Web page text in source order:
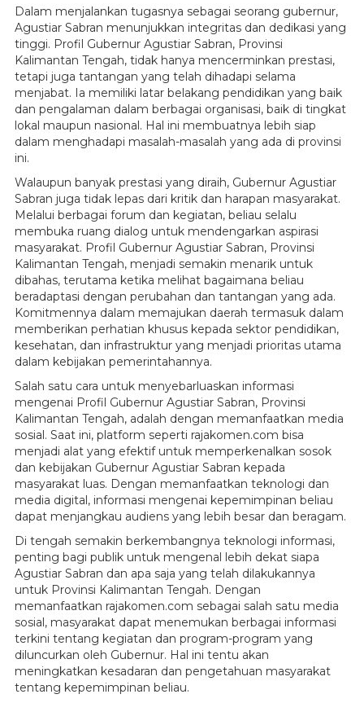
Dalam menjalankan tugasnya sebagai seorang gubernur,
Agustiar Sabran menunjukkan integritas dan dedikasi yang
tinggi. Profil Gubernur Agustiar Sabran, Provinsi
Kalimantan Tengah, tidak hanya mencerminkan prestasi,
tetapi juga tantangan yang telah dihadapi selama
menjabat. Ia memiliki latar belakang pendidikan yang baik
dan pengalaman dalam berbagai organisasi, baik di tingkat
lokal maupun nasional. Hal ini membuatnya lebih siap
dalam menghadapi masalah-masalah yang ada di provinsi
ini.
Walaupun banyak prestasi yang diraih, Gubernur Agustiar
Sabran juga tidak lepas dari kritik dan harapan masyarakat.
Melalui berbagai forum dan kegiatan, beliau selalu
membuka ruang dialog untuk mendengarkan aspirasi
masyarakat. Profil Gubernur Agustiar Sabran, Provinsi
Kalimantan Tengah, menjadi semakin menarik untuk
dibahas, terutama ketika melihat bagaimana beliau
beradaptasi dengan perubahan dan tantangan yang ada.
Komitmennya dalam memajukan daerah termasuk dalam
memberikan perhatian khusus kepada sektor pendidikan,
kesehatan, dan infrastruktur yang menjadi prioritas utama
dalam kebijakan pemerintahannya.
Salah satu cara untuk menyebarluaskan informasi
mengenai Profil Gubernur Agustiar Sabran, Provinsi
Kalimantan Tengah, adalah dengan memanfaatkan media
sosial. Saat ini, platform seperti rajakomen.com bisa
menjadi alat yang efektif untuk memperkenalkan sosok
dan kebijakan Gubernur Agustiar Sabran kepada
masyarakat luas. Dengan memanfaatkan teknologi dan
media digital, informasi mengenai kepemimpinan beliau
dapat menjangkau audiens yang lebih besar dan beragam.
Di tengah semakin berkembangnya teknologi informasi,
penting bagi publik untuk mengenal lebih dekat siapa
Agustiar Sabran dan apa saja yang telah dilakukannya
untuk Provinsi Kalimantan Tengah. Dengan
memanfaatkan rajakomen.com sebagai salah satu media
sosial, masyarakat dapat menemukan berbagai informasi
terkini tentang kegiatan dan program-program yang
diluncurkan oleh Gubernur. Hal ini tentu akan
meningkatkan kesadaran dan pengetahuan masyarakat
tentang kepemimpinan beliau.